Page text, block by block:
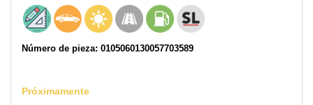
Número de pieza: 0105060130057703589
Próximamente